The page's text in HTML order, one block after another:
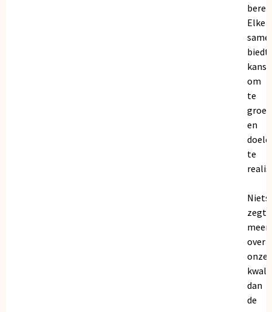
Elke
biedt
om
te
en
te
Niets
zegt
meer
over
onze
dan
de